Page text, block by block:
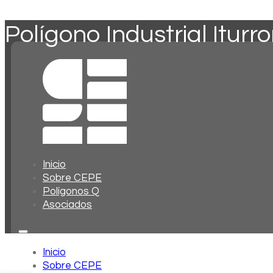
Inicio
Sobre CEPE
Polígonos Q
Asociados
Inicio
Sobre CEPE
Polígono Industrial